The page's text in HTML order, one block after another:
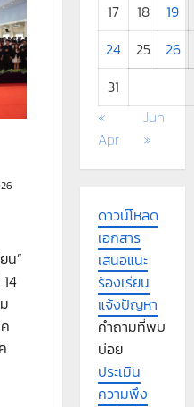
น”
17
18
19
24
25
26
31
«
Apr
Jun
»
ดาวน์โหลด
เอกสาร
เสนอแนะ
ร้องเรียน
แจ้งปัญหา
คำถามที่พบ
บ่อย
ประเมิน
ความพึง